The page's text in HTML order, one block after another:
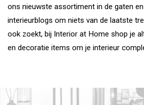
ons nieuwste assortiment in de gaten
interieurblogs om niets van de laatste
ook zoekt, bij Interior at Home shop je
en decoratie items om je interieur